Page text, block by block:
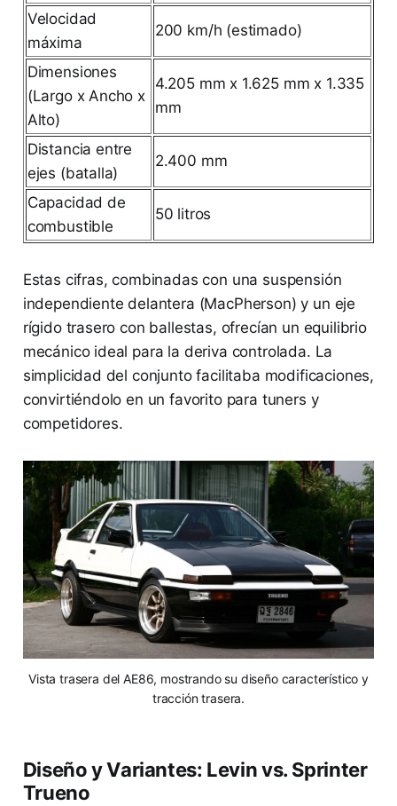
Velocidad
máxima
200 km/h (estimado)
Dimensiones
(Largo x Ancho x
Alto)
4.205 mm x 1.625 mm x 1.335
mm
Distancia entre
ejes (batalla)
2.400 mm
Capacidad de
combustible
50 litros
Estas cifras, combinadas con una suspensión
independiente delantera (MacPherson) y un eje
rígido trasero con ballestas, ofrecían un equilibrio
mecánico ideal para la deriva controlada. La
simplicidad del conjunto facilitaba modificaciones,
convirtiéndolo en un favorito para tuners y
competidores.
Vista trasera del AE86, mostrando su diseño característico y
tracción trasera.
Diseño y Variantes: Levin vs. Sprinter
Trueno